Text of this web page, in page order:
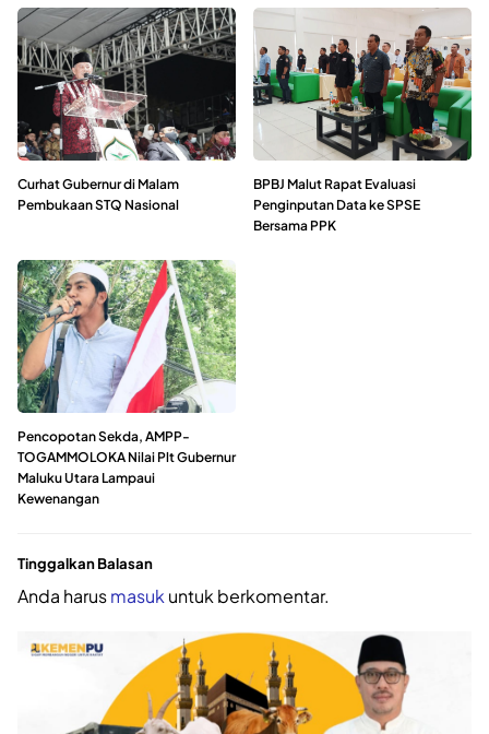
Curhat Gubernur di Malam
Pembukaan STQ Nasional
BPBJ Malut Rapat Evaluasi
Penginputan Data ke SPSE
Bersama PPK
Pencopotan Sekda, AMPP-
TOGAMMOLOKA Nilai Plt Gubernur
Maluku Utara Lampaui
Kewenangan
Tinggalkan Balasan
Anda harusmasuk untuk berkomentar.